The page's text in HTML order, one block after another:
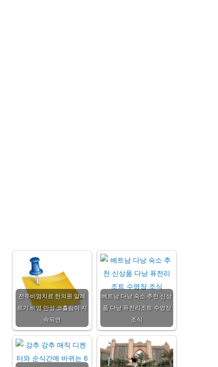
전주비염치료 한의원 알레
르기 비염 만성 코흘림이 지
속되면
베트남 다낭 숙소 추천 신상
품 다낭 퓨전리조트 수영장
조식